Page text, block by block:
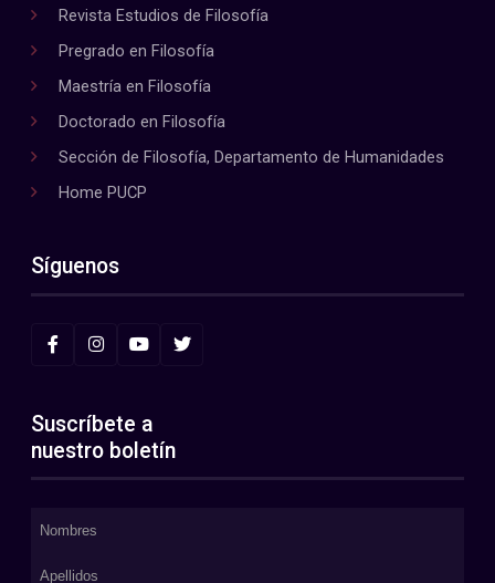
Revista Estudios de Filosofía
Pregrado en Filosofía
Maestría en Filosofía
Doctorado en Filosofía
Sección de Filosofía, Departamento de Humanidades
Home PUCP
Síguenos
Suscríbete a
nuestro boletín